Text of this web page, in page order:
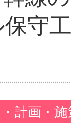
守
計画・